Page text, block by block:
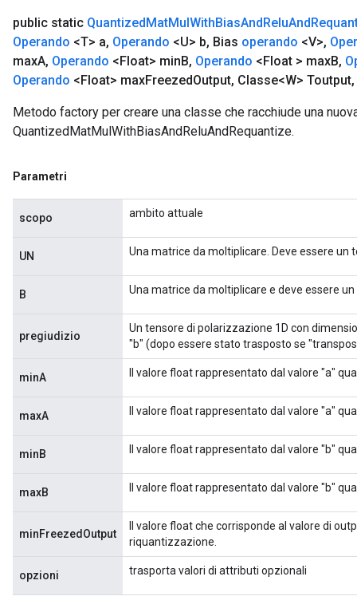
public static QuantizedMatMulWithBiasAndReluAnd
Operando <T> a, Operando <U> b, Bias operando <V>,
maxA, Operando <Float> minB, Operando <Float > maxB,
Operando <Float> maxFreezedOutput, Classe<W> Toutput,
Metodo factory per creare una classe che racchiude una
QuantizedMatMulWithBiasAndReluAndRequantize.
Parametri
scopo ambito attuale
UN Una matrice da moltiplicare. Deve essere un
B Una matrice da moltiplicare e deve essere
pregiudizio
Un tensore di polarizzazione 1D con
"b" (dopo essere stato trasposto se
minA Il valore float rappresentato dal valore "a"
maxA Il valore float rappresentato dal valore "a"
minB Il valore float rappresentato dal valore "b"
maxB Il valore float rappresentato dal valore "b"
minFreezedOutput
Il valore float che corrisponde al valore di
riquantizzazione.
opzioni trasporta valori di attributi opzionali